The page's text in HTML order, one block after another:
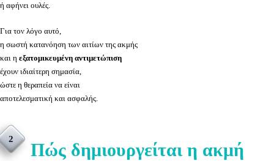
ή αφήνει ουλές.
Για τον λόγο αυτό,
η σωστή κατανόηση των αιτίων της ακμής
και η εξατομικευμένη αντιμετώπιση
έχουν ιδιαίτερη σημασία,
ώστε η θεραπεία να είναι
αποτελεσματική και ασφαλής.
2
Πώς δημιουργείται η ακμή